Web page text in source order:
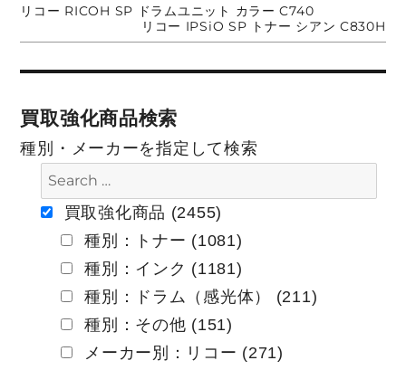
日:
投
ビ
ー
前
投
リコー RICOH SP ドラムユニット カラー C740
の
稿:
リコー IPSiO SP トナー シアン C830H
買取強化商品検索
種別・メーカーを指定して検索
買取強化商品 (2455)
種別：トナー (1081)
種別：インク (1181)
種別：ドラム（感光体） (211)
種別：その他 (151)
メーカー別：リコー (271)